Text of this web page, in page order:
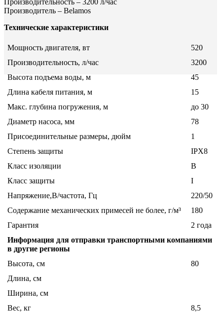
Производитель – Belamos
Технические характеристики
Мощность двигателя, вт
520
Производительность, л/час
3200
Высота подъема воды, м
45
Длина кабеля питания, м
15
Макс. глубина погружения, м
до 30
Диаметр насоса, мм
78
Присоединительные размеры, дюйм
1
Степень защиты
IPX8
Класс изоляции
B
Класс защиты
I
Напряжение,В/частота, Гц
220/50
Содержание механических примесей не более, г/м³
180
Гарантия
2 года
Информация для отправки транспортными компаниями
в другие регионы
Высота, см
80
Длина, см
Ширина, см
Вес, кг
8,5